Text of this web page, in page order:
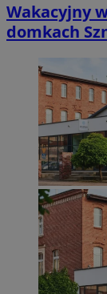
Wakacyjny
domkach